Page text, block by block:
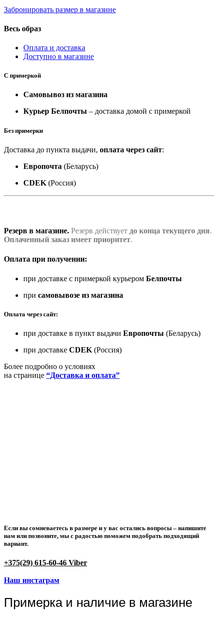
Забронировать размер в магазине
Весь образ
Оплата и доставка
Доступно в магазине
С примеркой
Самовывоз из магазина
Курьер Белпочты – доставка домой с примеркой
Без примерки
Доставка до пункта выдачи, оплата через сайт:
Европочта (Беларусь)
CDEK (Россия)
Резерв в магазине. Резерв действует до конца текущего дня.
Оплаченный заказ имеет приоритет.
Оплата при получении:
при доставке с примеркой курьером Белпочты
при самовывозе из магазина
Оплата через сайт:
при доставке в пункт выдачи Европочты (Беларусь)
при доставке CDEK (Россия)
Более подробно о условиях
на странице “Доставка и оплата”
Если вы сомневаетесь в размере и у вас остались вопросы – напишите
нам или позвоните, мы с радостью поможем подобрать подходящий
вариант.
+375(29) 615-60-46 Viber
Наш инстаграм
Примерка и наличие в магазине